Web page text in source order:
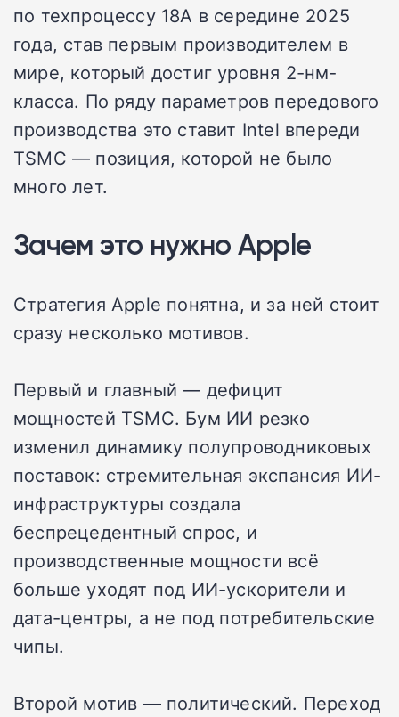
по техпроцессу 18A в середине 2025
года, став первым производителем в
мире, который достиг уровня 2-нм-
класса. По ряду параметров передового
производства это ставит Intel впереди
TSMC — позиция, которой не было
много лет.
Зачем это нужно Apple
Стратегия Apple понятна, и за ней стоит
сразу несколько мотивов.
Первый и главный — дефицит
мощностей TSMC. Бум ИИ резко
изменил динамику полупроводниковых
поставок: стремительная экспансия ИИ-
инфраструктуры создала
беспрецедентный спрос, и
производственные мощности всё
больше уходят под ИИ-ускорители и
дата-центры, а не под потребительские
чипы.
Второй мотив — политический. Переход